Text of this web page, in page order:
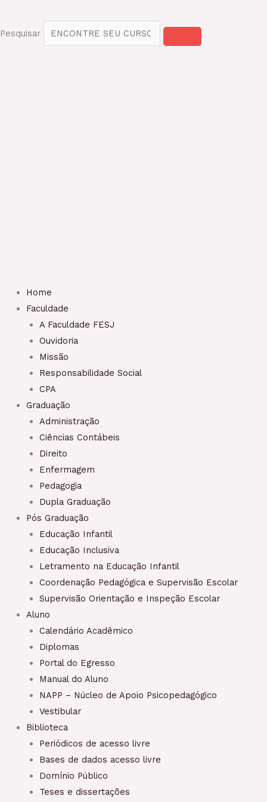
Pesquisar
Home
Faculdade
A Faculdade FESJ​
Ouvidoria
Missão
Responsabilidade Social
CPA
Graduação
Administração
Ciências Contábeis
Direito
Enfermagem
Pedagogia
Dupla Graduação
Pós Graduação
Educação Infantil
Educação Inclusiva
Letramento na Educação Infantil
Coordenação Pedagógica e Supervisão Escolar
Supervisão Orientação e Inspeção Escolar
Aluno
Calendário Acadêmico
Diplomas
Portal do Egresso
Manual do Aluno
NAPP – Núcleo de Apoio Psicopedagógico
Vestibular
Biblioteca
Periódicos de acesso livre
Bases de dados acesso livre
Domínio Público
Teses e dissertações